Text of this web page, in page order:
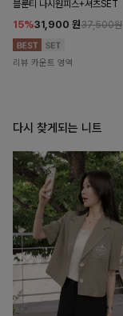
블룬티 나시원피스+셔츠SET
15%31,900 원37,500원
리뷰 카운트 영역
다시 찾게되는 니트